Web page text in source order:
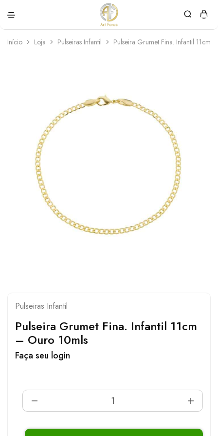
Force
personalizadas
Início Loja Pulseiras Infantil Pulseira Grumet Fina. Infantil 11cm
Pulseiras Infantil
Pulseira Grumet Fina. Infantil 11cm
– Ouro 10mls
Faça seu login